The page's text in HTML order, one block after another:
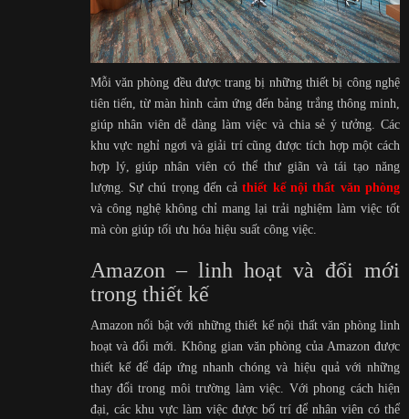
Mỗi văn phòng đều được trang bị những thiết bị công nghệ
tiên tiến, từ màn hình cảm ứng đến bảng trắng thông minh,
giúp nhân viên dễ dàng làm việc và chia sẻ ý tưởng. Các
khu vực nghỉ ngơi và giải trí cũng được tích hợp một cách
hợp lý, giúp nhân viên có thể thư giãn và tái tạo năng
lượng. Sự chú trọng đến cảthiết kế nội thất văn phòng
và công nghệ không chỉ mang lại trải nghiệm làm việc tốt
mà còn giúp tối ưu hóa hiệu suất công việc.
Amazon – linh hoạt và đổi mới
trong thiết kế
Amazon nổi bật với những thiết kế nội thất văn phòng linh
hoạt và đổi mới. Không gian văn phòng của Amazon được
thiết kế để đáp ứng nhanh chóng và hiệu quả với những
thay đổi trong môi trường làm việc. Với phong cách hiện
đại, các khu vực làm việc được bố trí để nhân viên có thể